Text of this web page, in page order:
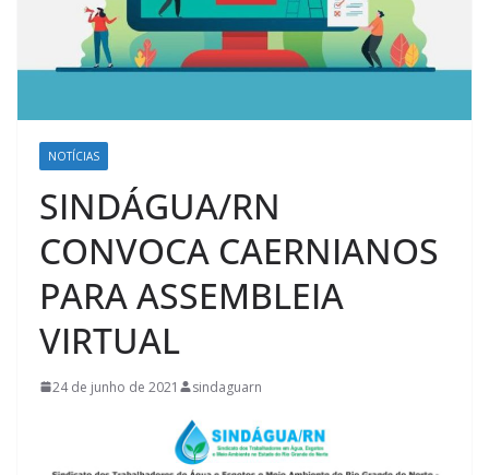
NOTÍCIAS
SINDÁGUA/RN
CONVOCA CAERNIANOS
PARA ASSEMBLEIA
VIRTUAL
24 de junho de 2021 sindaguarn